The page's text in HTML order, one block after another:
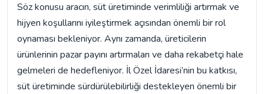
Söz konusu aracın, süt üretiminde verimliliği artırmak ve
hijyen koşullarını iyileştirmek açısından önemli bir rol
oynaması bekleniyor. Aynı zamanda, üreticilerin
ürünlerinin pazar payını artırmaları ve daha rekabetçi hale
gelmeleri de hedefleniyor. İl Özel İdaresi’nin bu katkısı,
süt üretiminde sürdürülebilirliği destekleyen önemli bir